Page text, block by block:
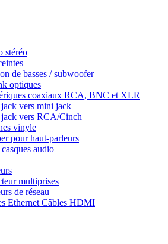
stéréo
de basses / subwoofer
optiques
coaxiaux RCA, BNC et XLR
vers mini jack
vers RCA/Cinch
vinyle
pour haut-parleurs
audio
multiprises
de réseau
Ethernet Câbles HDMI